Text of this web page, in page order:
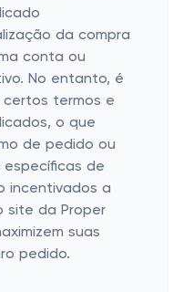
da compra
conta ou
No entanto, é
termos e
o que
de pedido ou
de
incentivados a
site da Proper
suas
pedido.